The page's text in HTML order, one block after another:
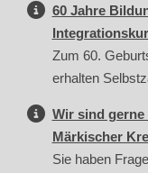
60 Jahre
Zum 60.
erhalten
Wir sind gerne
Märkischer
Sie haben